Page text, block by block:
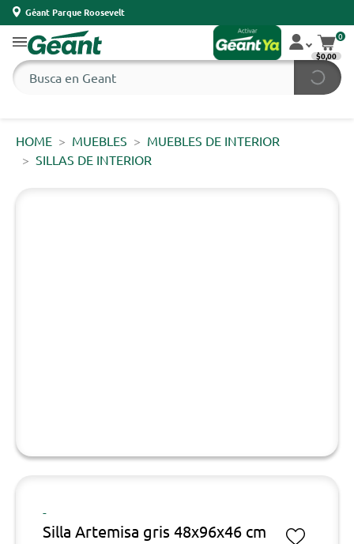
Géant Parque Roosevelt
0
$0,00
HOME MUEBLES
MUEBLES DE INTERIOR
SILLAS DE INTERIOR
-
Silla Artemisa gris 48x96x46 cm